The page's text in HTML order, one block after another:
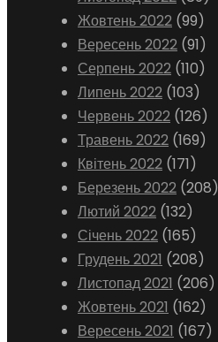
Жовтень 2022 (99)
Вересень 2022 (91)
Серпень 2022 (110)
Липень 2022 (103)
Червень 2022 (126)
Травень 2022 (169)
Квітень 2022 (171)
Березень 2022 (208)
Лютий 2022 (132)
Січень 2022 (165)
Грудень 2021 (208)
Листопад 2021 (206)
Жовтень 2021 (162)
Вересень 2021 (167)